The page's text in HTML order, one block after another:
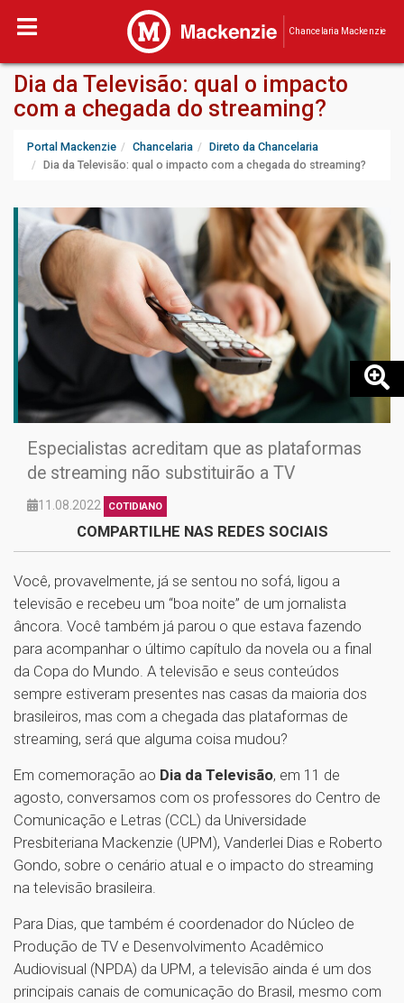
Chancelaria Mackenzie
Dia da Televisão: qual o impacto
com a chegada do streaming?
Portal Mackenzie Chancelaria
Direto da Chancelaria
Dia da Televisão: qual o impacto com a chegada do streaming?
Especialistas acreditam que as plataformas
de streaming não substituirão a TV
11.08.2022 COTIDIANO
COMPARTILHE NAS REDES SOCIAIS
Você, provavelmente, já se sentou no sofá, ligou a
televisão e recebeu um “boa noite” de um jornalista
âncora. Você também já parou o que estava fazendo
para acompanhar o último capítulo da novela ou a final
da Copa do Mundo. A televisão e seus conteúdos
sempre estiveram presentes nas casas da maioria dos
brasileiros, mas com a chegada das plataformas de
streaming, será que alguma coisa mudou?
Em comemoração ao Dia da Televisão, em 11 de
agosto, conversamos com os professores do Centro de
Comunicação e Letras (CCL) da Universidade
Presbiteriana Mackenzie (UPM), Vanderlei Dias e Roberto
Gondo, sobre o cenário atual e o impacto do streaming
na televisão brasileira.
Para Dias, que também é coordenador do Núcleo de
Produção de TV e Desenvolvimento Acadêmico
Audiovisual (NPDA) da UPM, a televisão ainda é um dos
principais canais de comunicação do Brasil, mesmo com